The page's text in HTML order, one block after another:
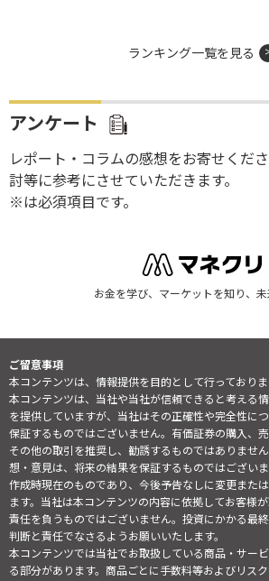
ランキング一覧を見る
アンケート
レポート・コラムの感想をお寄せくだ
討等に参考にさせていただきます。
※は必須項目です。
お金を学び、マーケットを知り、未
ご留意事項
本コンテンツは、情報提供を目的として行っておりま
本コンテンツは、当社や当社が信頼できると考える
を提供していますが、当社はその正確性や完全性に
保証するものではございません。有価証券の購入、売
その他の取引を推奨し、勧誘するものではありませ
想・意見は、将来の結果を保証するものではござい
作成時現在のものであり、今後予告なしに変更また
ます。当社は本コンテンツの内容に依拠してお客様
責任を負うものではございません。投資にかかる最
判断と責任でなさるようお願いいたします。
本コンテンツでは当社でお取扱している商品・サー
る部分があります。商品ごとに手数料等およびリス